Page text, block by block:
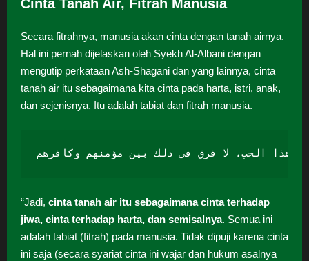
Cinta Tanah Air, Fitrah Manusia
Secara fitrahnya, manusia akan cinta dengan tanah airnya.
Hal ini pernah dijelaskan oleh Syekh Al-Albani dengan
mengutip perkataan Ash-Shagani dan yang lainnya, cinta
tanah air itu sebagaimana kita cinta pada harta, istri, anak,
dan sejenisnya. Itu adalah tabiat dan fitrah manusia.
هذا الحب، لا فرق في ذلك بين مؤمنهم وكافرهم
“Jadi, cinta tanah air itu sebagaimana cinta terhadap
jiwa, cinta terhadap harta, dan semisalnya. Semua ini
adalah tabiat (fitrah) pada manusia. Tidak dipuji karena cinta
ini saja (secara syariat cinta ini wajar dan hukum asalnya